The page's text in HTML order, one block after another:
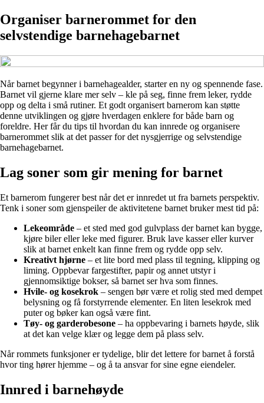
Organiser barnerommet for den
selvstendige barnehagebarnet
Når barnet begynner i barnehagealder, starter en ny og spennende fase.
Barnet vil gjerne klare mer selv – kle på seg, finne frem leker, rydde
opp og delta i små rutiner. Et godt organisert barnerom kan støtte
denne utviklingen og gjøre hverdagen enklere for både barn og
foreldre. Her får du tips til hvordan du kan innrede og organisere
barnerommet slik at det passer for det nysgjerrige og selvstendige
barnehagebarnet.
Lag soner som gir mening for barnet
Et barnerom fungerer best når det er innredet ut fra barnets perspektiv.
Tenk i soner som gjenspeiler de aktivitetene barnet bruker mest tid på:
Lekeområde – et sted med god gulvplass der barnet kan bygge,
kjøre biler eller leke med figurer. Bruk lave kasser eller kurver
slik at barnet enkelt kan finne frem og rydde opp selv.
Kreativt hjørne – et lite bord med plass til tegning, klipping og
liming. Oppbevar fargestifter, papir og annet utstyr i
gjennomsiktige bokser, så barnet ser hva som finnes.
Hvile- og kosekrok – sengen bør være et rolig sted med dempet
belysning og få forstyrrende elementer. En liten lesekrok med
puter og bøker kan også være fint.
Tøy- og garderobesone – ha oppbevaring i barnets høyde, slik
at det kan velge klær og legge dem på plass selv.
Når rommets funksjoner er tydelige, blir det lettere for barnet å forstå
hvor ting hører hjemme – og å ta ansvar for sine egne eiendeler.
Innred i barnehøyde